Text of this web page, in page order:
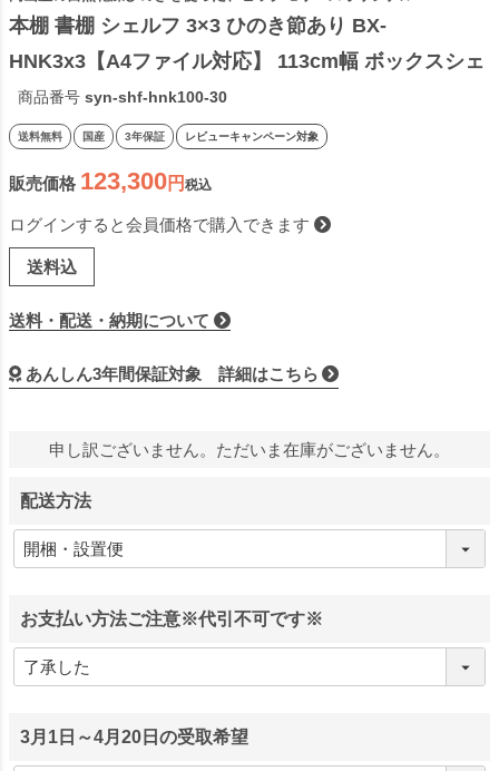
本棚 書棚 シェルフ 3×3 ひのき節あり BX-
HNK3x3【A4ファイル対応】 113cm幅 ボックスシェ
ルフ sny work's 完成品 天然素材 ナチュラル 無着色
無垢材 オープンシェルフ 木製 日本製【受注】
商品番号 syn-shf-hnk100-30
送料無料 国産 3年保証 レビューキャンペーン対象
販売価格 123,300 税込
ログインすると会員価格で購入できます
送料込
送料・配送・納期について
あんしん3年間保証対象 詳細はこちら
申し訳ございません。ただいま在庫がございません。
配送方法
お支払い方法ご注意※代引不可です※
3月1日～4月20日の受取希望